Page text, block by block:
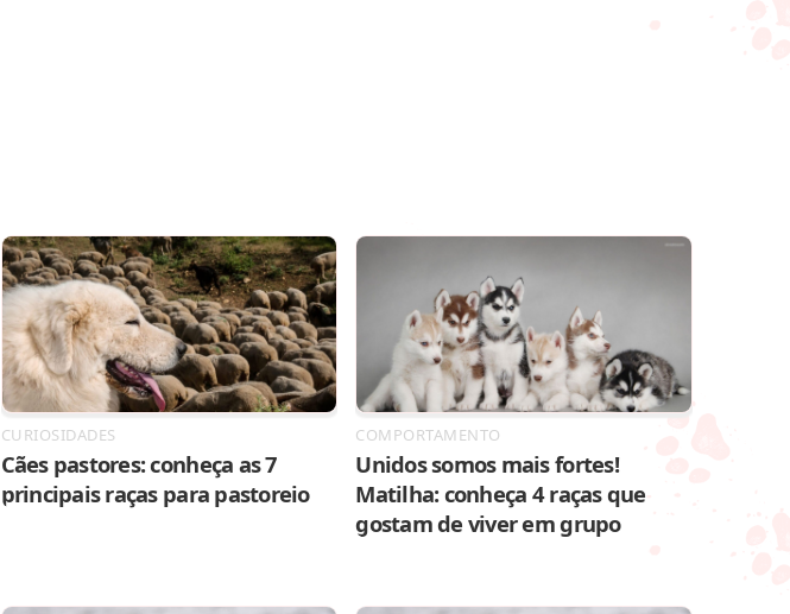
CURIOSIDADES
Cães pastores: conheça as 7
principais raças para pastoreio
COMPORTAMENTO
Unidos somos mais fortes!
Matilha: conheça 4 raças que
gostam de viver em grupo